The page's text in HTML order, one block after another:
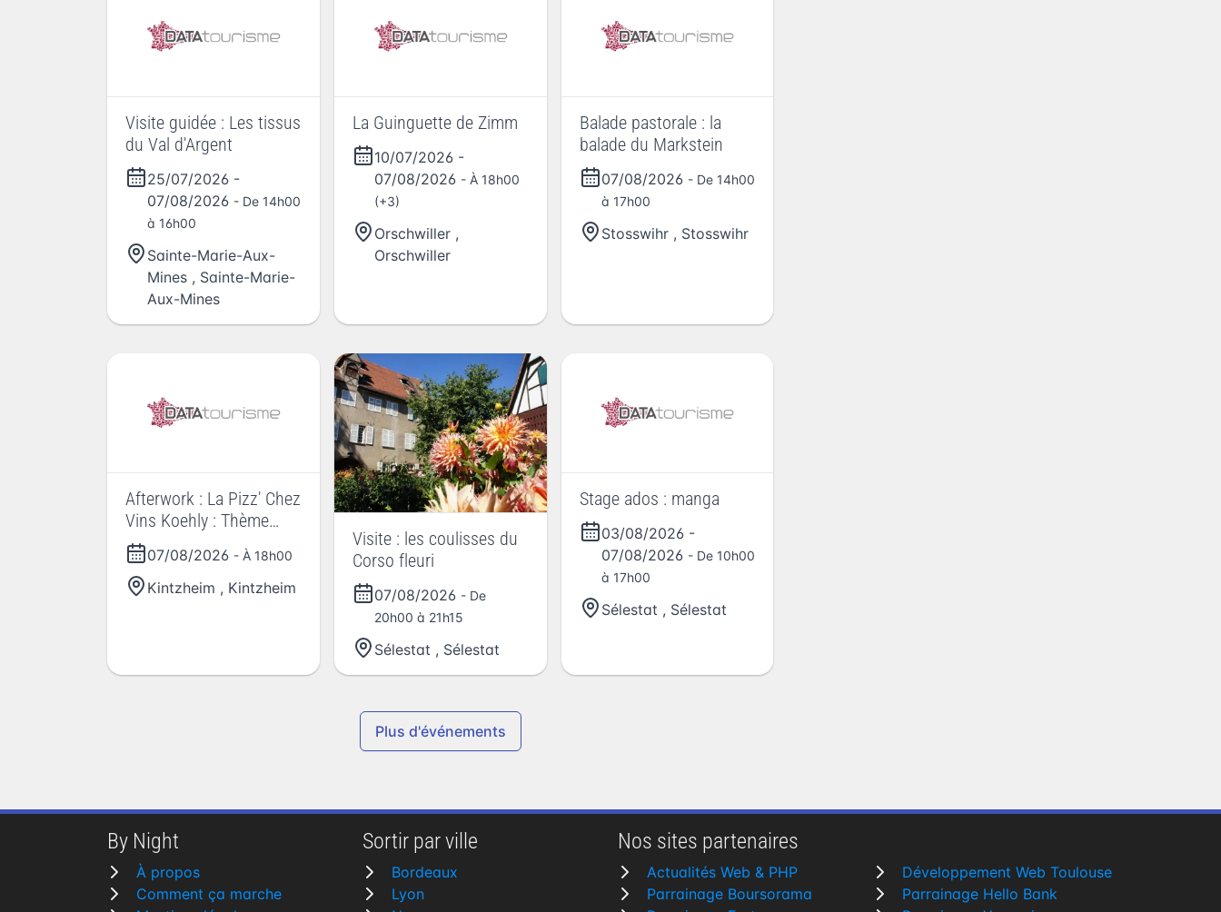
Visite guidée : Les tissus
du Val d'Argent
25/07/2026 -
07/08/2026 - De 14h00
à 16h00
Sainte-Marie-Aux-
Mines , Sainte-Marie-
Aux-Mines
La Guinguette de Zimm
10/07/2026 -
07/08/2026 - À 18h00
(+3)
Orschwiller ,
Orschwiller
Balade pastorale : la
balade du Markstein
07/08/2026 - De 14h00
à 17h00
Stosswihr , Stosswihr
Afterwork : La Pizz' Chez
Vins Koehly : Thème
White And Fluo
07/08/2026 - À 18h00
Kintzheim , Kintzheim
Visite : les coulisses du
Corso fleuri
07/08/2026 - De
20h00 à 21h15
Sélestat , Sélestat
Stage ados : manga
03/08/2026 -
07/08/2026 - De 10h00
à 17h00
Sélestat , Sélestat
Plus d'événements
By Night
À propos
Comment ça marche
Sortir par ville
Bordeaux
Lyon
Nos sites partenaires
Actualités Web & PHP
Parrainage Boursorama
Développement Web Toulouse
Parrainage Hello Bank